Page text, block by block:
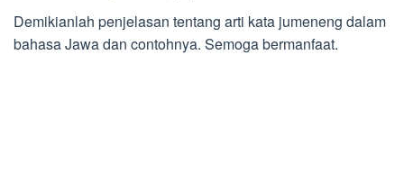
Demikianlah penjelasan tentang arti kata jumeneng dalam
bahasa Jawa dan contohnya. Semoga bermanfaat.